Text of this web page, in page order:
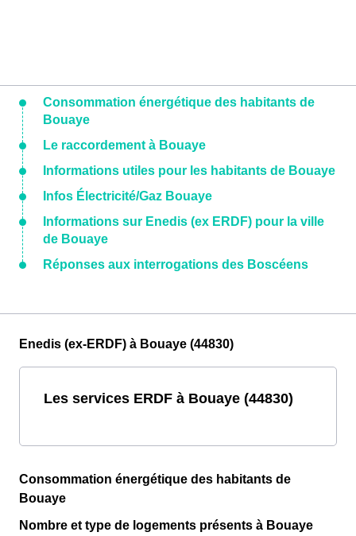
Consommation énergétique des habitants de
Bouaye
Le raccordement à Bouaye
Informations utiles pour les habitants de Bouaye
Infos Électricité/Gaz Bouaye
Informations sur Enedis (ex ERDF) pour la ville
de Bouaye
Réponses aux interrogations des Boscéens
Enedis (ex-ERDF) à Bouaye (44830)
Les services ERDF à Bouaye (44830)
Consommation énergétique des habitants de
Bouaye
Nombre et type de logements présents à Bouaye